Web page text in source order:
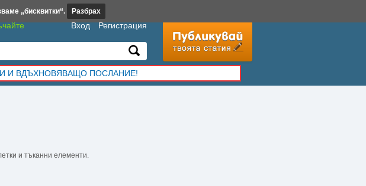
и тъканни елементи.
Вход Регистрация
И ВДЪХНОВЯВАЩО ПОСЛАНИЕ!
„бисквитки“. Разбрах